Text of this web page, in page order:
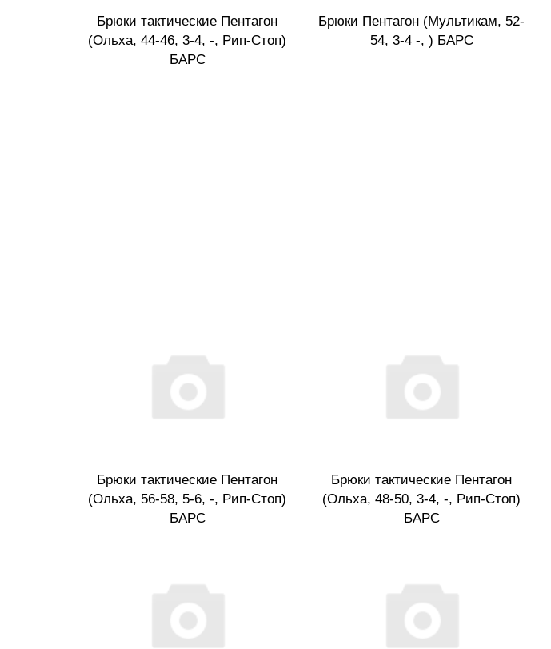
Брюки тактические Пентагон
(Ольха, 44-46, 3-4, -, Рип-Стоп)
БАРС
Брюки Пентагон (Мультикам, 52-
54, 3-4 -, ) БАРС
Брюки тактические Пентагон
(Ольха, 56-58, 5-6, -, Рип-Стоп)
БАРС
Брюки тактические Пентагон
(Ольха, 48-50, 3-4, -, Рип-Стоп)
БАРС